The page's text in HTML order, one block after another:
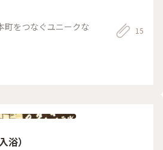
町をつなぐユニークな
15
浴）